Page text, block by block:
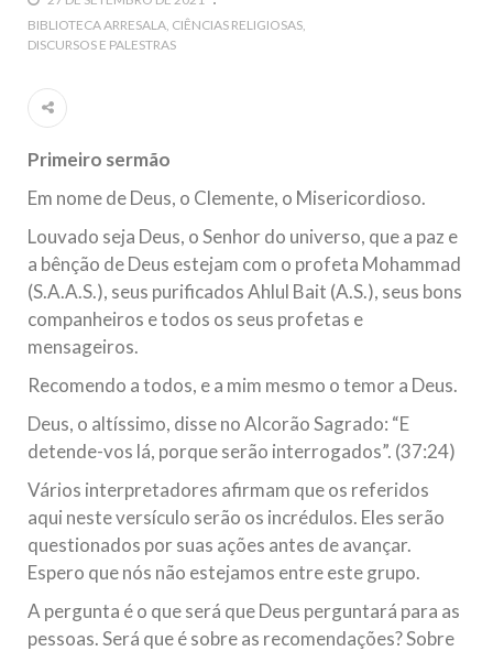
5 DE NOVEMBRO DE 2013
Ano Novo Islâmico e Início de Muharam
Islâmico no Brasil parabeniza a nação islâmica pela chegada
no ano novo muçulmano de 1435 Hejrita. Desejamos a
todos os irmãos e irmãs um novo
10 DE NOVEMBRO DE 2013
Falecimento do Imam Ali Ibn Al-Hussein
Em nome de Deus, o Clemente, o Misericordioso! Diante da
data em que relembramos o martírio do quarto Imam dos
muçulmanos, o Imam Ali Ibn Al-Hussein Ibn Ali Ibn Abi Táleb
(A.S.), conhecido por “Zein Al-Ábidin” (Formosura
NOTÍCIAS
Centro Islâmico no Brasil recebe o ex-
ministro das Relações Exteriores da
República Islâmica do Irã
Na noite da quinta-feira, 03 de Abril, o Centro Islâmico no
Brasil recebeu em sua sede, em São Paulo, o ex-ministro das
Relações Exteriores da República Islâmica do Irã, Sr. Kamal
BIBLIOTECA ARRESALA CIÊNCIAS RELIGIOSAS
DISCURSOS E PALESTRAS
Primeiro sermão
Em nome de Deus, o Clemente, o Misericordioso.
Louvado seja Deus, o Senhor do universo, que a paz e
a bênção de Deus estejam com o profeta Mohammad
(S.A.A.S.), seus purificados Ahlul Bait (A.S.), seus bons
companheiros e todos os seus profetas e
mensageiros.
Recomendo a todos, e a mim mesmo o temor a Deus.
Deus, o altíssimo, disse no Alcorão Sagrado: “E
detende-vos lá, porque serão interrogados”. (37:24)
Vários interpretadores afirmam que os referidos
aqui neste versículo serão os incrédulos. Eles serão
questionados por suas ações antes de avançar.
Espero que nós não estejamos entre este grupo.
A pergunta é o que será que Deus perguntará para as
pessoas. Será que é sobre as recomendações? Sobre